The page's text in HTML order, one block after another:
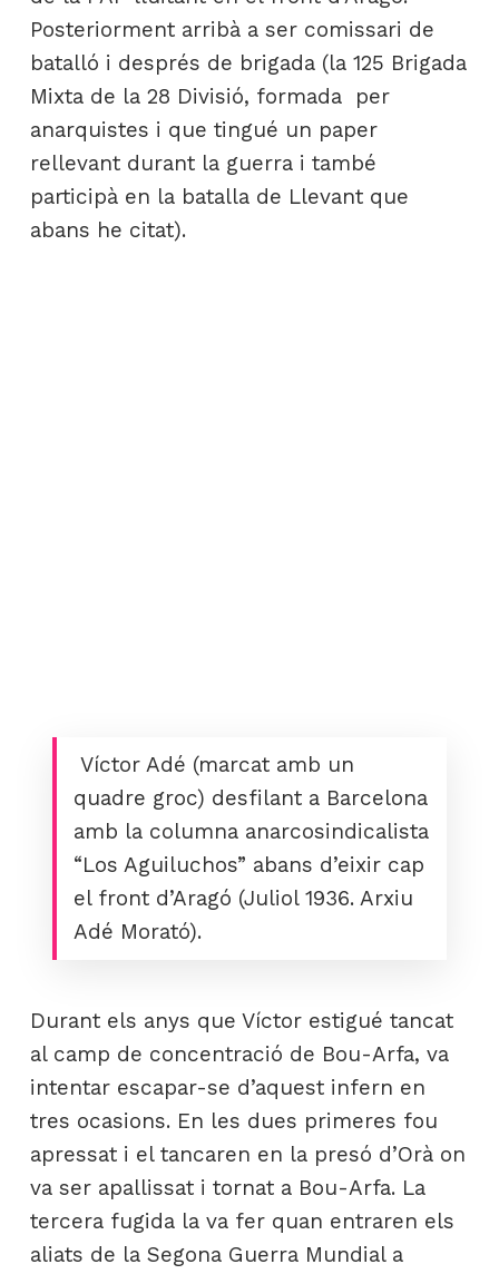
Posteriorment arribà a ser comissari de
batalló i després de brigada (la 125 Brigada
Mixta de la 28 Divisió, formada per
anarquistes i que tingué un paper
rellevant durant la guerra i també
participà en la batalla de Llevant que
abans he citat).
Víctor Adé (marcat amb un
quadre groc) desfilant a Barcelona
amb la columna anarcosindicalista
“Los Aguiluchos” abans d’eixir cap
el front d’Aragó (Juliol 1936. Arxiu
Adé Morató).
Durant els anys que Víctor estigué tancat
al camp de concentració de Bou-Arfa, va
intentar escapar-se d’aquest infern en
tres ocasions. En les dues primeres fou
apressat i el tancaren en la presó d’Orà on
va ser apallissat i tornat a Bou-Arfa. La
tercera fugida la va fer quan entraren els
aliats de la Segona Guerra Mundial a